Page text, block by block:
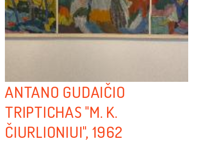
ANTANO GUDAIČIO
TRIPTICHAS "M. K.
ČIURLIONIUI", 1962